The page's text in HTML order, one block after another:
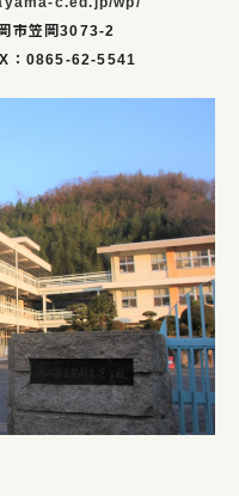
市笠岡3073-2
：0865-62-5541